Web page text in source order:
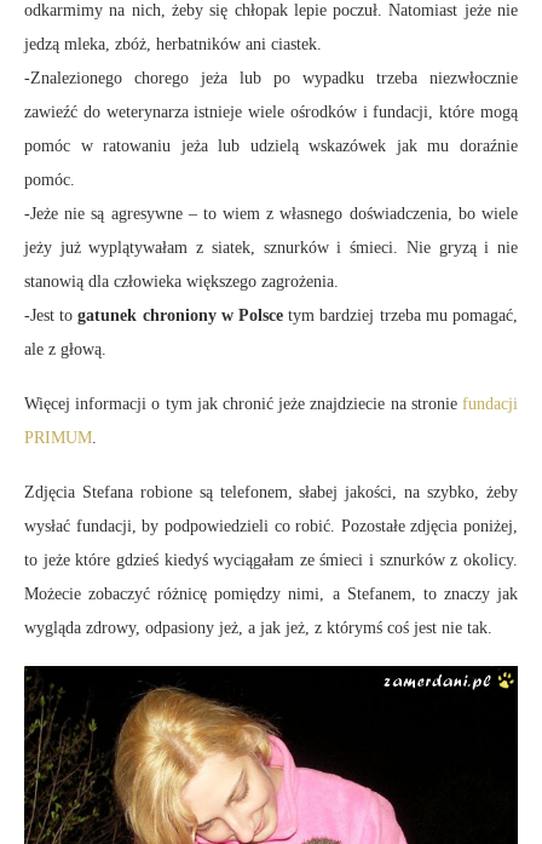
odkarmimy na nich, żeby się chłopak lepie poczuł. Natomiast jeże nie
jedzą mleka, zbóż, herbatników ani ciastek.
-Znalezionego chorego jeża lub po wypadku trzeba niezwłocznie
zawieźć do weterynarza istnieje wiele ośrodków i fundacji, które mogą
pomóc w ratowaniu jeża lub udzielą wskazówek jak mu doraźnie
pomóc.
-Jeże nie są agresywne – to wiem z własnego doświadczenia, bo wiele
jeży już wyplątywałam z siatek, sznurków i śmieci. Nie gryzą i nie
stanowią dla człowieka większego zagrożenia.
-Jest togatunek chroniony w Polsce tym bardziej trzeba mu pomagać,
ale z głową.
Więcej informacji o tym jak chronić jeże znajdziecie na stronie fundacji
PRIMUM.
Zdjęcia Stefana robione są telefonem, słabej jakości, na szybko, żeby
wysłać fundacji, by podpowiedzieli co robić. Pozostałe zdjęcia poniżej,
to jeże które gdzieś kiedyś wyciągałam ze śmieci i sznurków z okolicy.
Możecie zobaczyć różnicę pomiędzy nimi, a Stefanem, to znaczy jak
wygląda zdrowy, odpasiony jeż, a jak jeż, z którymś coś jest nie tak.